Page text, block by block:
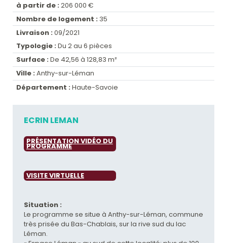
à partir de : 206 000 €
Nombre de logement : 35
Livraison : 09/2021
Typologie : Du 2 au 6 pièces
Surface : De 42,56 à 128,83 m²
Ville : Anthy-sur-Léman
Département : Haute-Savoie
ECRIN LEMAN
PRÉSENTATION VIDÉO DU
PROGRAMME
VISITE VIRTUELLE
Situation :
Le programme se situe à Anthy-sur-Léman, commune
très prisée du Bas-Chablais, sur la rive sud du lac
Léman.